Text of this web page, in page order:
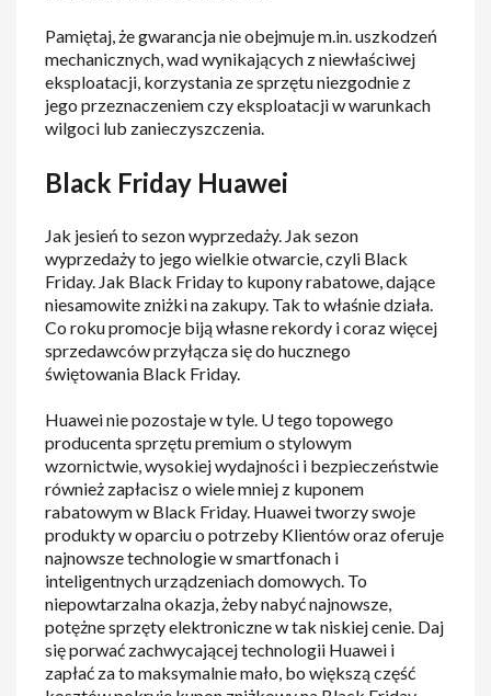
Pamiętaj, że gwarancja nie obejmuje m.in. uszkodzeń
mechanicznych, wad wynikających z niewłaściwej
eksploatacji, korzystania ze sprzętu niezgodnie z
jego przeznaczeniem czy eksploatacji w warunkach
wilgoci lub zanieczyszczenia.
Black Friday Huawei
Jak jesień to sezon wyprzedaży. Jak sezon
wyprzedaży to jego wielkie otwarcie, czyli Black
Friday. Jak Black Friday to kupony rabatowe, dające
niesamowite zniżki na zakupy. Tak to właśnie działa.
Co roku promocje biją własne rekordy i coraz więcej
sprzedawców przyłącza się do hucznego
świętowania Black Friday.
Huawei nie pozostaje w tyle. U tego topowego
producenta sprzętu premium o stylowym
wzornictwie, wysokiej wydajności i bezpieczeństwie
również zapłacisz o wiele mniej z kuponem
rabatowym w Black Friday. Huawei tworzy swoje
produkty w oparciu o potrzeby Klientów oraz oferuje
najnowsze technologie w smartfonach i
inteligentnych urządzeniach domowych. To
niepowtarzalna okazja, żeby nabyć najnowsze,
potężne sprzęty elektroniczne w tak niskiej cenie. Daj
się porwać zachwycającej technologii Huawei i
zapłać za to maksymalnie mało, bo większą część